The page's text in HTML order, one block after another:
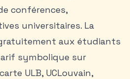
conférences,
universitaires. La
aux étudiants
symbolique sur
ULB, UCLouvain,